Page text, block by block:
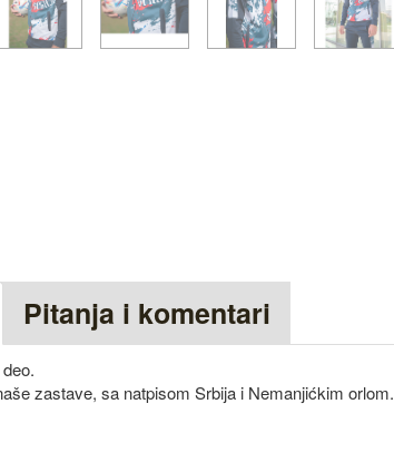
Pitanja i komentari
zastave, sa natpisom Srbija i Nemanjićkim orlom.